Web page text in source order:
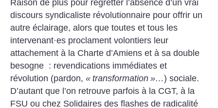
Raison de plus pour regretter l’absence d’un vrai
discours syndicaliste révolutionnaire pour offrir un
autre éclairage, alors que toutes et tous les
intervenant·es proclament volontiers leur
attachement à la Charte d’Amiens et à sa ­double
besogne : revendications immédiates et
révolution (pardon,« transformation »…) sociale.
D’autant que l’on retrouve parfois à la CGT, à la
FSU ou chez Solidaires des flashes de radicalité